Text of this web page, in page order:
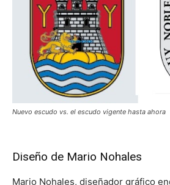
Nuevo escudo vs. el escudo vigente hasta ahora
Diseño de Mario Nohales
Mario Nohales, diseñador gráfico